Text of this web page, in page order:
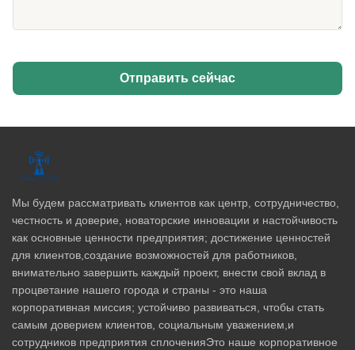
Отправить сейчас
Мы будем рассматривать клиентов как центр, сотрудничество,
честность и доверие, новаторские инновации и настойчивость
как основные ценности предприятия; достижение ценностей
для клиентов,создание возможностей для работников,
внимательно завершить каждый проект, внести свой вклад в
процветание нашего города и страны - это наша
корпоративная миссия; устойчиво развиваться, чтобы стать
самым доверием клиентов, социальным уважением,и
сотрудников предприятия сплоченияЭто наше корпоративное